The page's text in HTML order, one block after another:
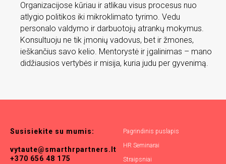
Organizacijose kūriau ir atlikau visus procesus nuo
atlygio politikos iki mikroklimato tyrimo. Vedu
personalo valdymo ir darbuotojų atrankų mokymus.
Konsultuoju ne tik įmonių vadovus, bet ir žmones,
ieškančius savo kelio. Mentorystė ir įgalinimas – mano
didžiausios vertybės ir misija, kuria judu per gyvenimą.
Susisiekite su mumis:
vytaute@smarthrpartners.lt
+370 656 48 175
Pagrindinis puslapis
HR Seminarai
Straipsniai